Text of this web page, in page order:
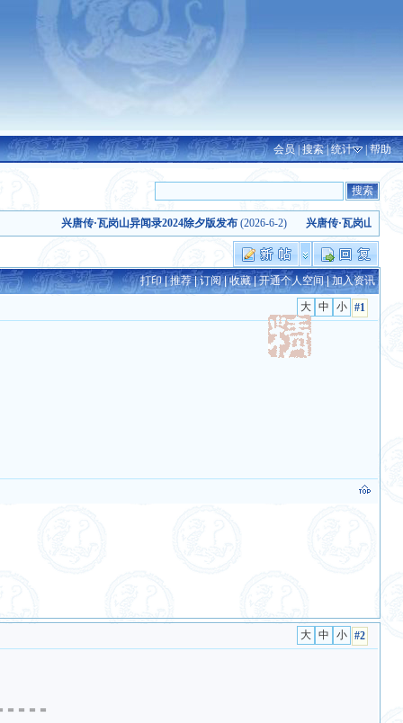
会员|搜索|统计 |帮助
兴唐传·瓦岗山异闻录2024除夕版发布(2026-6-2) 兴唐传·瓦岗山异闻录（
打印|推荐|订阅|收藏|开通个人空间|加入资讯
#1
#2
＝＝＝＝